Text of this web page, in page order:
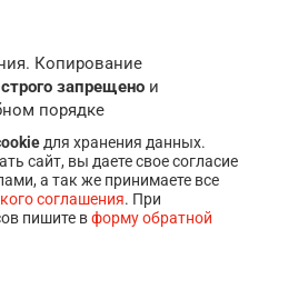
Копирование
строго запрещено и
порядке
для хранения данных.
сайт, вы даете свое согласие
а так же принимаете все
соглашения. При
пишите вформу обратной